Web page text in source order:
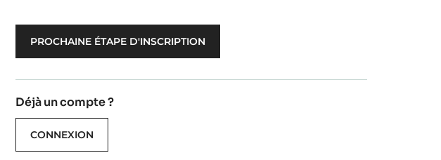
new
Déjà un compte ?
CONNEXION